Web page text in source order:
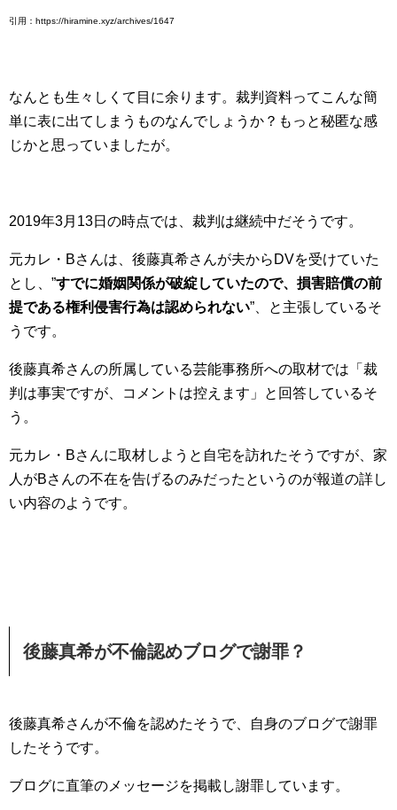
引用：https://hiramine.xyz/archives/1647
なんとも生々しくて目に余ります。裁判資料ってこんな簡
単に表に出てしまうものなんでしょうか？もっと秘匿な感
じかと思っていましたが。
2019年3月13日の時点では、裁判は継続中だそうです。
元カレ・Bさんは、後藤真希さんが夫からDVを受けていた
とし、”すでに婚姻関係が破綻していたので、損害賠償の前
提である権利侵害行為は認められない”、と主張しているそ
うです。
後藤真希さんの所属している芸能事務所への取材では「裁
判は事実ですが、コメントは控えます」と回答しているそ
う。
元カレ・Bさんに取材しようと自宅を訪れたそうですが、家
人がBさんの不在を告げるのみだったというのが報道の詳し
い内容のようです。
後藤真希が不倫認めブログで謝罪？
後藤真希さんが不倫を認めたそうで、自身のブログで謝罪
したそうです。
ブログに直筆のメッセージを掲載し謝罪しています。